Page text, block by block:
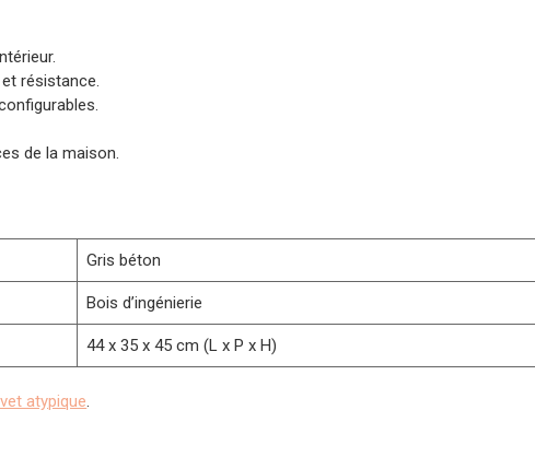
résistance.
de la maison.
Gris béton
Bois d’ingénierie
44 x 35 x 45 cm (L x P x H)
atypique.